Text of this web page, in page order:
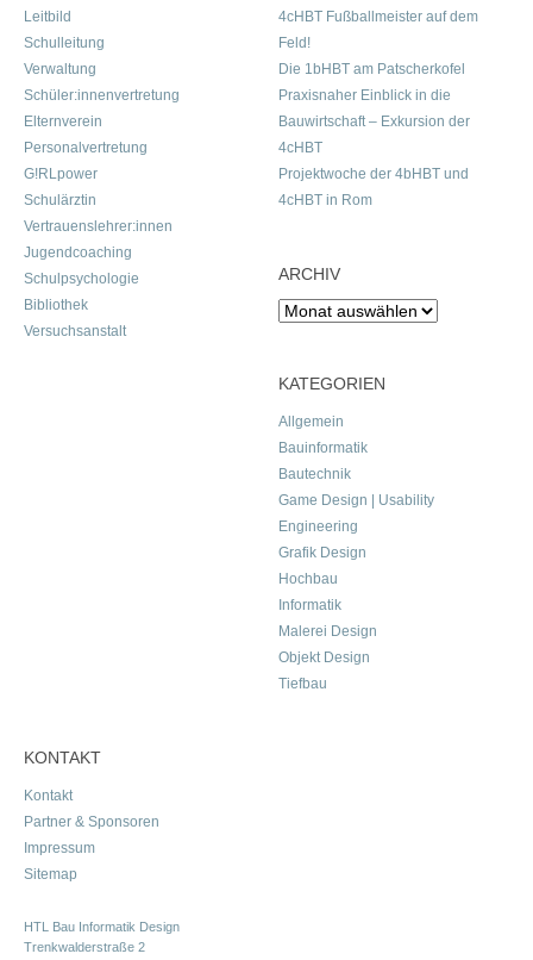
Leitbild
Schulleitung
Verwaltung
Schüler:innenvertretung
Elternverein
Personalvertretung
G!RLpower
Schulärztin
Vertrauenslehrer:innen
Jugendcoaching
Schulpsychologie
Bibliothek
Versuchsanstalt
4cHBT Fußballmeister auf dem
Feld!
Die 1bHBT am Patscherkofel
Praxisnaher Einblick in die
Bauwirtschaft – Exkursion der
4cHBT
Projektwoche der 4bHBT und
4cHBT in Rom
ARCHIV
Archiv
KATEGORIEN
Allgemein
Bauinformatik
Bautechnik
Game Design | Usability
Engineering
Grafik Design
Hochbau
Informatik
Malerei Design
Objekt Design
Tiefbau
KONTAKT
Kontakt
Partner & Sponsoren
Impressum
Sitemap
HTL Bau Informatik Design
Trenkwalderstraße 2